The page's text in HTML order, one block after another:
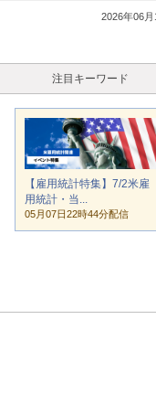
2026年06
注目キーワード
【雇用統計特集】7/2米雇
用統計・当...
05月07日22時44分配信